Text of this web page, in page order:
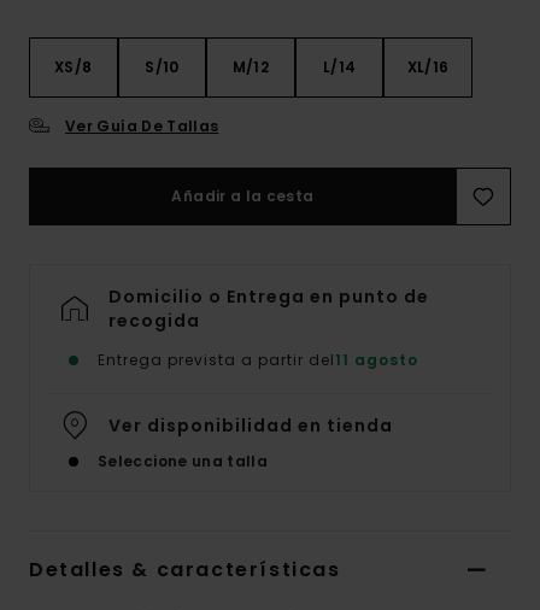
XS/8 S/10 M/12 L/14 XL/16
Ver Guía De Tallas
Añadir a la cesta
Domicilio o Entrega en punto de
recogida
Entrega prevista a partir del11 agosto
Ver disponibilidad en tienda
Seleccione una talla
Detalles & características